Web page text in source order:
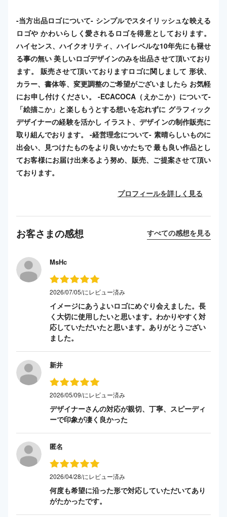
-当方出品ロゴについて- シンプルでスタイリッシュな映える
ロゴや かわいらしく愛されるロゴを得意としております。
ハイセンス、ハイクオリティ、ハイレベルな10年先にも褪せ
る事の無い 美しいロゴデザインのみを出品させて頂いており
ます。 販売させて頂いておりますロゴに関しまして 形状、
カラー、書体等、変更調整のご希望がございましたら お気軽
にお申し付けください。 -ECACOCA（えかこか）について-
「絵描こか」と楽しもうとする想いを忘れずに グラフィック
デザイナーの経験を活かし イラスト、デザインの制作販売に
取り組んでおります。 -経営理念について- 素晴らしいものに
出会い、見つけたものをより良いかたちで 最も良い作品とし
てお客様にお届け出来るよう努め、販売、ご提案させて頂い
ております。
プロフィールを詳しく見る
お客さまの感想 すべての感想を見る
MsHc
2026/07/05/にレビュー済み
イメージにあうよいロゴにめぐり会えました。長
く大切に使用したいと思います。わかりやすく対
応していただいたと思います。ありがとうござい
ました。
新井
2026/05/09/にレビュー済み
デザイナーさんの対応が親切、丁寧、スピーディ
ーで印象が凄く良かった
匿名
2026/04/28/にレビュー済み
何度も希望に沿った形で対応していただいてあり
がたかったです。